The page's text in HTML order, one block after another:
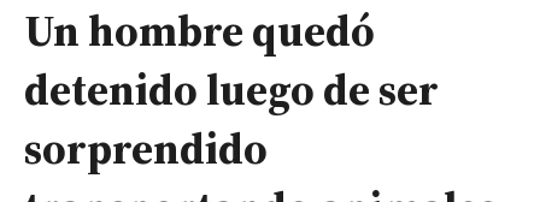
Un hombre quedó
detenido luego de ser
sorprendido